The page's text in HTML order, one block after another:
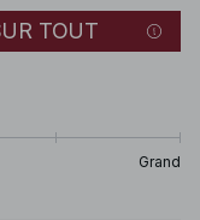
TOUT
Grand